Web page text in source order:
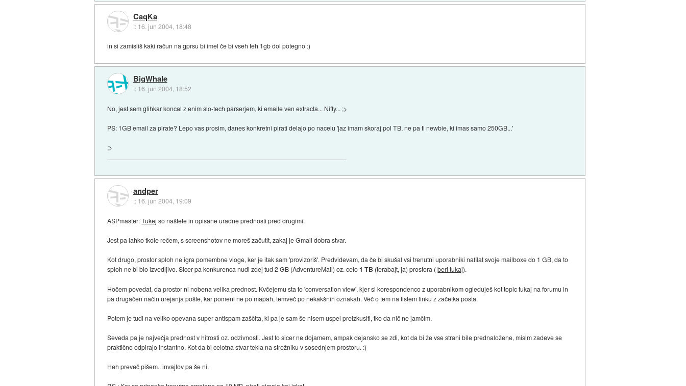
CaqKa
:: 16. jun 2004, 18:48
in si zamisliš kaki račun na gprsu bi imel če bi vseh teh 1gb dol potegno :)
BigWhale
:: 16. jun 2004, 18:52
No, jest sem glihkar koncal z enim slo-tech parserjem, ki emaile ven extracta... Nifty... ;>
PS: 1GB email za pirate? Lepo vas prosim, danes konkretni pirati delajo po nacelu 'jaz imam skoraj pol TB, ne pa ti newbie, ki imas samo 250GB...'
;>
andper
:: 16. jun 2004, 19:09
ASPmaster:Tukej so naštete in opisane uradne prednosti pred drugimi.
Jest pa lahko tkole rečem, s screenshotov ne moreš začutit, zakaj je Gmail dobra stvar.
Kot drugo, prostor sploh ne igra pomembne vloge, ker je itak sam 'provizoriš'. Predvidevam, da če bi skušal vsi trenutni uporabniki nafilat svoje mailboxe do 1 GB, da to
sploh ne bi blo izvedljivo. Sicer pa konkurenca nudi zdej tud 2 GB (AdventureMail) oz. celo1 TB (terabajt, ja) prostora (beri tukaj).
Hočem povedat, da prostor ni nobena velika prednost. Kvčejemu sta to 'conversation view', kjer si korespondenco z uporabnikom ogleduješ kot topic tukaj na forumu in
pa drugačen način urejanja pošte, kar pomeni ne po mapah, temveč po nekakšnih oznakah. Več o tem na tistem linku z začetka posta.
Potem je tudi na veliko opevana super antispam zaščita, ki pa je sam še nisem uspel preizkusiti, tko da nič ne jamčim.
Seveda pa je največja prednost v hitrosti oz. odzivnosti. Jest to sicer ne dojamem, ampak dejansko se zdi, kot da bi že vse strani bile prednaložene, mislm zadeve se
praktično odpirajo instantno. Kot da bi celotna stvar tekla na strežniku v sosednjem prostoru. :)
Heh preveč pišem.. invajtov pa še ni.